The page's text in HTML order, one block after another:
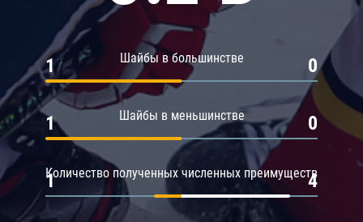
Шайбы в большинстве
1 0
Шайбы в меньшинстве
1 0
Количество полученных численных преимуществ
1 4